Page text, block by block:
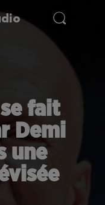
fait
Demi
une